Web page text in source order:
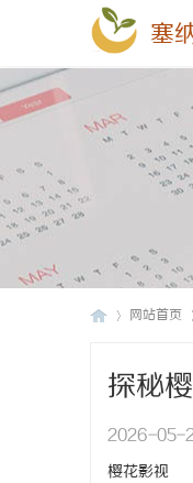
塞
网站首页
探秘
2026-05-
樱花影视